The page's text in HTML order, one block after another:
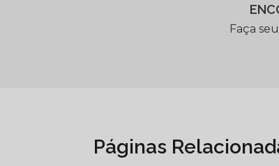
Faça
Páginas